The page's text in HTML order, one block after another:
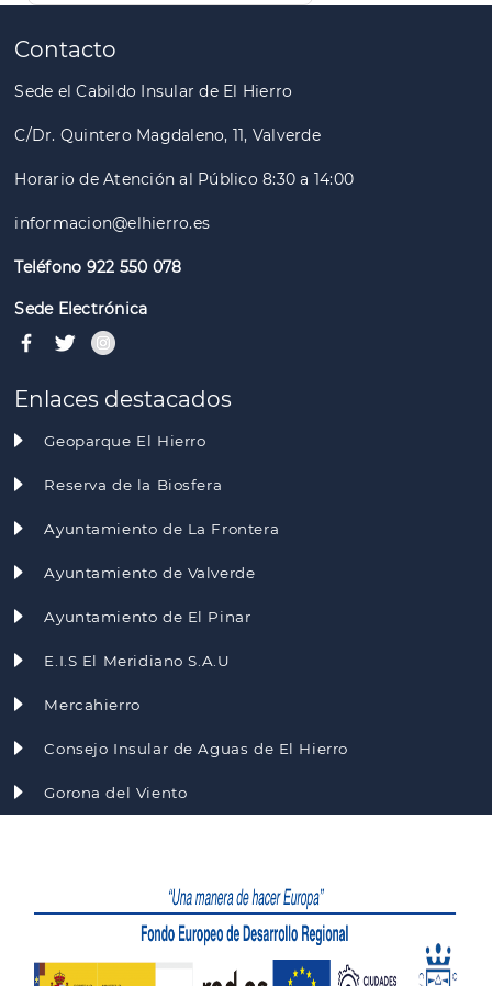
Paginación
Contacto
Sede el Cabildo Insular de El Hierro
C/Dr. Quintero Magdaleno, 11, Valverde
Horario de Atención al Público 8:30 a 14:00
informacion@elhierro.es
Teléfono 922 550 078
Sede Electrónica
Enlaces destacados
Geoparque El Hierro
Reserva de la Biosfera
Ayuntamiento de La Frontera
Ayuntamiento de Valverde
Ayuntamiento de El Pinar
E.I.S El Meridiano S.A.U
Mercahierro
Consejo Insular de Aguas de El Hierro
Gorona del Viento